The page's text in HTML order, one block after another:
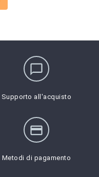
chat_bubble_outline
Supporto all'acquisto
credit_card
Metodi di pagamento